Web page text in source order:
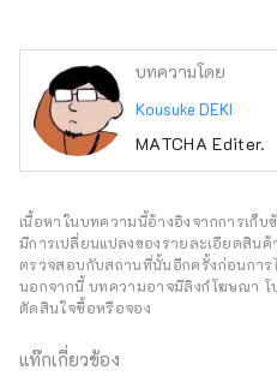
บทความโดย
Kousuke DEKI
MATCHA Editer.
เนื้อหาในบทความนี้อ้างอิงจากการเก็
มีการเปลี่ยนแปลงของรายละเอียดสิน
ตรวจสอบกับสถานที่นั้นอีกครั้งก่อนการ
นอกจากนี้ บทความอาจมีลิงก์โฆษณา
ตัดสินใจซื้อหรือจอง
แท๊กเกี่ยวข้อง